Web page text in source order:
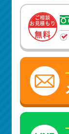
ご相談
お見積もり
無料